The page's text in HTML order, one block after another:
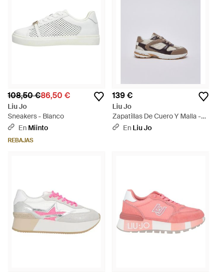
108,50 €86,50 €
Liu Jo
Sneakers - Blanco
En Miinto
REBAJAS
139 €
Liu Jo
Zapatillas De Cuero Y Malla -
Blanco
En Liu Jo